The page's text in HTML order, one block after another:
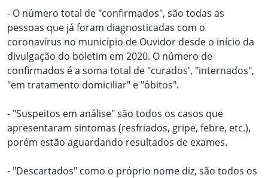
- O número total de "confirmados", são todas as
pessoas que já foram diagnosticadas com o
coronavírus no município de Ouvidor desde o início da
divulgação do boletim em 2020. O número de
confirmados é a soma total de "curados', "internados",
"em tratamento domiciliar" e "óbitos".
- "Suspeitos em análise" são todos os casos que
apresentaram sintomas (resfriados, gripe, febre, etc.),
porém estão aguardando resultados de exames.
- "Descartados" como o próprio nome diz, são todos os